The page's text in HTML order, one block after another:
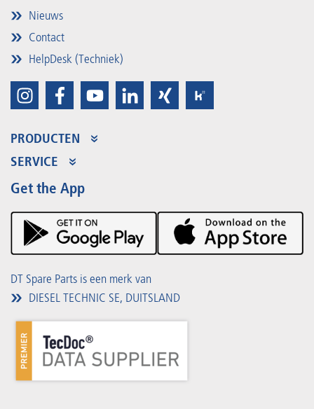
Nieuws
Contact
HelpDesk (Techniek)
PRODUCTEN
Productaanbod
Partner Portal
Product Promotions
SERVICE
Voordelen
Premium Shop
Evenementen
Downloads
Get the App
DT Spare Parts is een merk van
DIESEL TECHNIC SE, DUITSLAND